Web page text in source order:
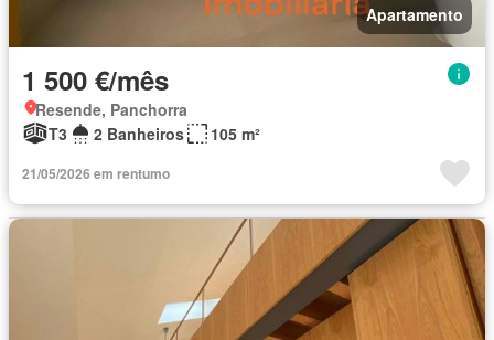
Apartamento
1 500 €/mês
Resende, Panchorra
T3
2 Banheiros 105 m²
21/05/2026 em rentumo